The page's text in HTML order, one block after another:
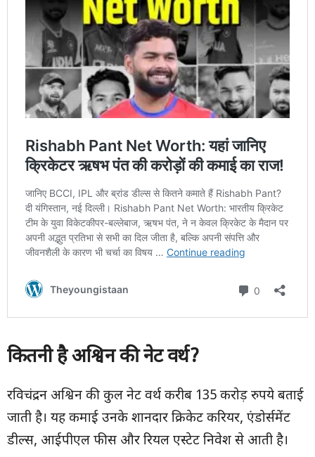
कितनी है अश्विन की नेट वर्थ?
रविचंद्रन अश्विन की कुल नेट वर्थ करीब 135 करोड़ रुपये बताई
जाती है। यह कमाई उनके शानदार क्रिकेट करियर, एंडोर्समेंट
डील्स, आईपीएल फीस और रियल एस्टेट निवेश से आती है।